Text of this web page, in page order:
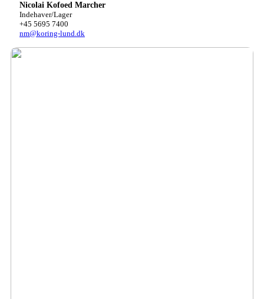
Nicolai Kofoed Marcher
Indehaver/Lager
+45 5695 7400
nm@koring-lund.dk